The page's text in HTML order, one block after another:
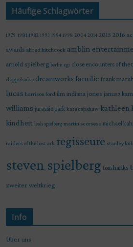
Häufige Schlagwörter
1979 1981 1982 1993 1994 1998 2004 2014 2015 2016
awards alfred hitchcock amblin
arnold spielberg berlin cgi close encounters of the
doppelsalve dreamworks familie frank
lucas harrison ford ilm indiana jones janusz
williams jurassic park kate capshaw kathleen
kindheit leah spielberg martin scorsese michael
raiders of the lost ark regisseure stanley
steven spielberg tom hanks
zweiter weltkrieg
Info
Über uns